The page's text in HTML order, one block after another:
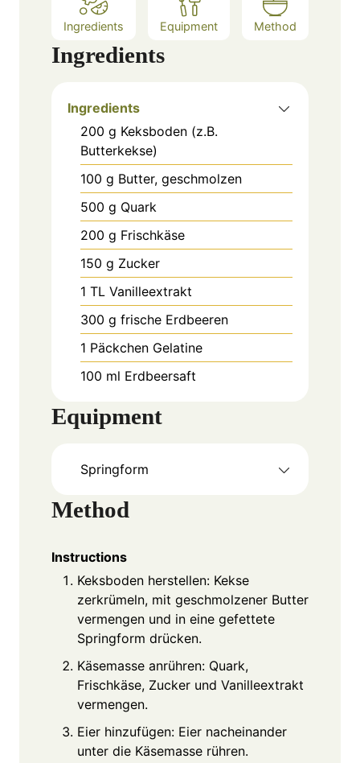
Ingredients Equipment Method
Ingredients
Ingredients
200 g Keksboden (z.B.
Butterkekse)
100 g Butter, geschmolzen
500 g Quark
200 g Frischkäse
150 g Zucker
1 TL Vanilleextrakt
300 g frische Erdbeeren
1 Päckchen Gelatine
100 ml Erdbeersaft
Equipment
Springform
Method
Instructions
Keksboden herstellen: Kekse
zerkrümeln, mit geschmolzener Butter
vermengen und in eine gefettete
Springform drücken.
Käsemasse anrühren: Quark,
Frischkäse, Zucker und Vanilleextrakt
vermengen.
Eier hinzufügen: Eier nacheinander
unter die Käsemasse rühren.